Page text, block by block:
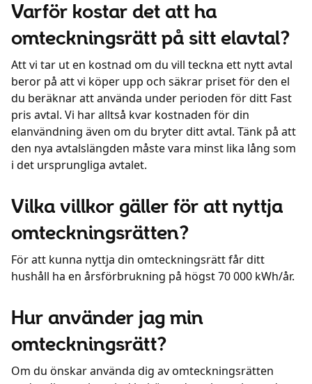
Varför kostar det att ha
omteckningsrätt på sitt elavtal?
Att vi tar ut en kostnad om du vill teckna ett nytt avtal
beror på att vi köper upp och säkrar priset för den el
du beräknar att använda under perioden för ditt Fast
pris avtal. Vi har alltså kvar kostnaden för din
elanvändning även om du bryter ditt avtal. Tänk på att
den nya avtalslängden måste vara minst lika lång som
i det ursprungliga avtalet.
Vilka villkor gäller för att nyttja
omteckningsrätten?
För att kunna nyttja din omteckningsrätt får ditt
hushåll ha en årsförbrukning på högst 70 000 kWh/år.
Hur använder jag min
omteckningsrätt?
Om du önskar använda dig av omteckningsrätten